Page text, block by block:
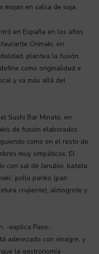
mojan en salsa de soja.
en España en los años
Orimaki, en
plantea la fusión
como originalidad e
y va más allá del
Sushi Bar Minato, en
de fusión elaborados
como en el resto de
muy simpáticos. El
con sal de Janubio, batata
pollo panko (pan
crujiente), almogrote y
-explica Paso-
aderezado con vinagre, y
la gastronomía